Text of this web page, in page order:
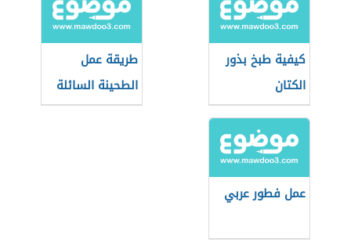
كيفية طبخ بذور
الكتان
طريقة عمل
الطحينة السائلة
للفلافل
عمل فطور عربي